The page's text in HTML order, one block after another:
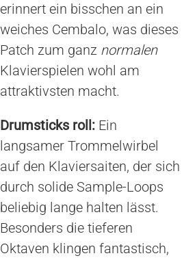
erinnert ein bisschen an ein
weiches Cembalo, was dieses
Patch zum ganz normalen
Klavierspielen wohl am
attraktivsten macht.
Drumsticks roll: Ein
langsamer Trommelwirbel
auf den Klaviersaiten, der sich
durch solide Sample-Loops
beliebig lange halten lässt.
Besonders die tieferen
Oktaven klingen fantastisch,